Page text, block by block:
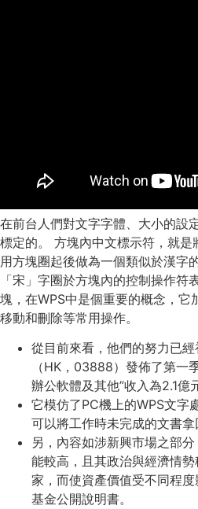
在前台人們對文字字體、大小的設
標定的。 方塊內中文標示符，就
用方塊圈起後做為一個類似於漢字
「宋」字圈於方塊內的控制操作符
塊，在WPS中是個重要的概念，它
移動和刪除等常用操作。
從目前來看，他們的努力已
（HK，03888）發佈了第一
辦公軟體及其他”收入為2.1億
它模仿了PC機上的WPS文字
可以將工作時未完成的文書拿
另，內容如涉新興市場之部
能較高，且其政治與經濟情
家，而使資產價值受不同程
基金公開說明書。